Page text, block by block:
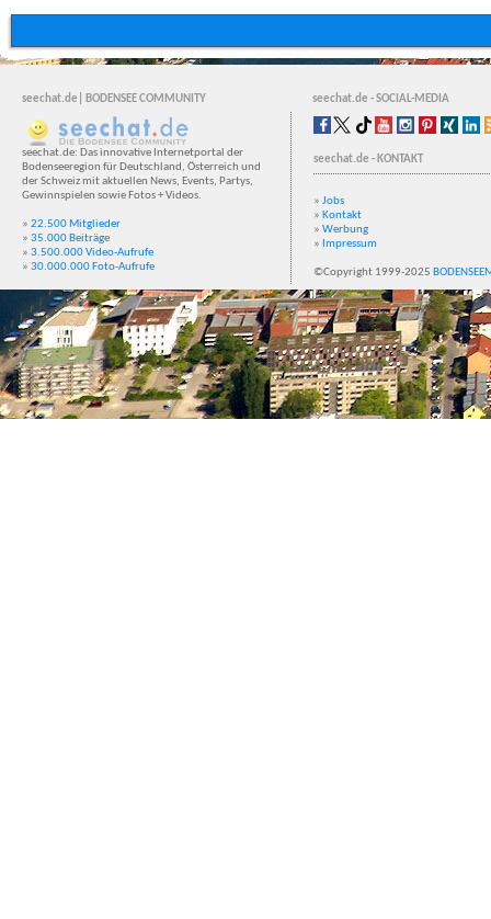
seechat.de| BODENSEE COMMUNITY seechat.de - SOCIAL-MEDIA
seechat.de: Das innovative Internetportal der
Bodenseeregion für Deutschland, Österreich und
der Schweiz mit aktuellen News, Events, Partys,
Gewinnspielen sowie Fotos + Videos.
» 22.500 Mitglieder
» 35.000 Beiträge
» 3.500.000 Video-Aufrufe
» 30.000.000 Foto-Aufrufe
seechat.de - KONTAKT
» Jobs
» Kontakt
» Werbung
» Impressum
©Copyright 1999-2025